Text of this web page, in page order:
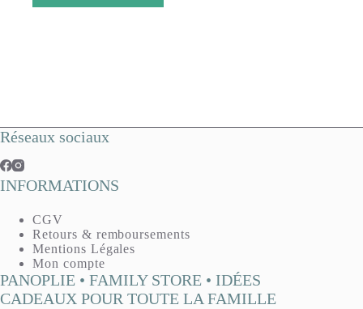
Réseaux sociaux
INFORMATIONS
CGV
Retours & remboursements
Mentions Légales
Mon compte
PANOPLIE • FAMILY STORE • IDÉES
CADEAUX POUR TOUTE LA FAMILLE